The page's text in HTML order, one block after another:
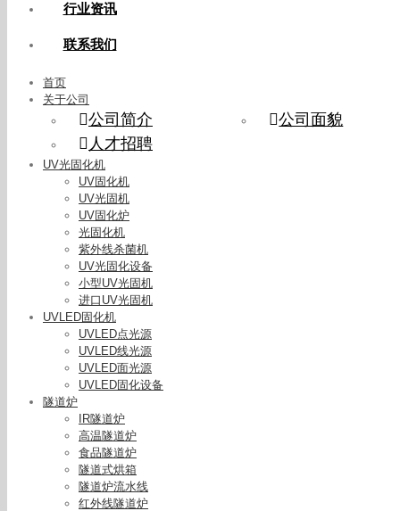
行业资讯
联系我们
首页
关于公司
公司简介
公司面貌
人才招聘
UV光固化机
UV固化机
UV光固机
UV固化炉
光固化机
紫外线杀菌机
UV光固化设备
小型UV光固机
进口UV光固机
UVLED固化机
UVLED点光源
UVLED线光源
UVLED面光源
UVLED固化设备
隧道炉
IR隧道炉
高温隧道炉
食品隧道炉
隧道式烘箱
隧道炉流水线
红外线隧道炉